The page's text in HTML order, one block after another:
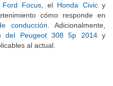
Ford Focus, el Honda Civicy
cómo responde en
conducción . Adicionalmente,
del Peugeot 308 5p 2014y
al actual.